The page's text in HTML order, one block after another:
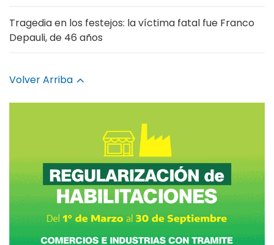
Tragedia en los festejos: la víctima fatal fue Franco
Depauli, de 46 años
Volver Arriba